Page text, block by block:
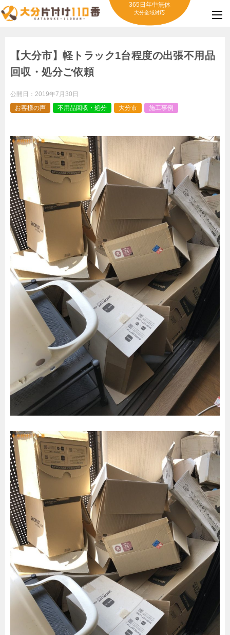
365日年中無休
大分全域対応
【大分市】軽トラック1台程度の出張不用品
回収・処分ご依頼
公開日： 2019年7月30日
お客様の声
不用品回収・処分 大分市 施工事例